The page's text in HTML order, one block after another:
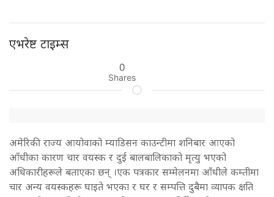
एभरेष्ट टाइम्स
0
Shares
अमेरिकी राज्य आयोवाको म्याडिसन काउन्टीमा शनिबार आएको
आँधीका कारण चार वयस्क र दुई बालबालिकाको मृत्यु भएको
अधिकारीहरूले बताएका छन् ।एक पत्रकार सम्मेलनमा आँधीले कम्तीमा
चार अन्य वयस्कहरू घाइते भएका र घर र सम्पत्ति दुबैमा व्यापक क्षति